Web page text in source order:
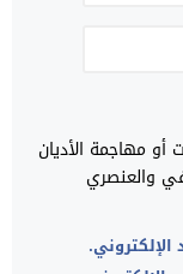
مهاجمة الأديان
والعنصري